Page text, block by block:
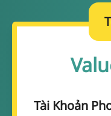
Tài Khoản